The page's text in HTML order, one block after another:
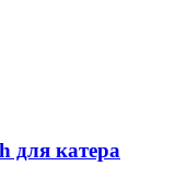
для катера